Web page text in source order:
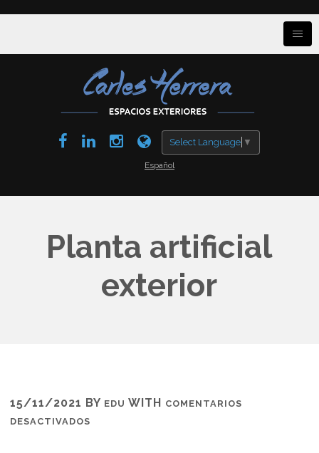
Select Language ▼
Español
Planta artificial
exterior
15/11/2021 BY EDU WITH
COMENTARIOS
DESACTIVADOS